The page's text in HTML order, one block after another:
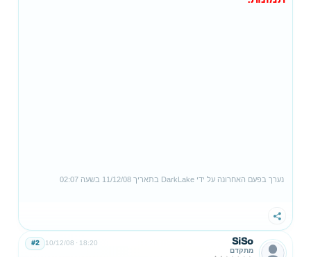
נערך בפעם האחרונה על ידי DarkLake בתאריך 11/12/08 בשעה 02:07
שתף
SiSo
מתקדם
10/12/08 18:20
#2